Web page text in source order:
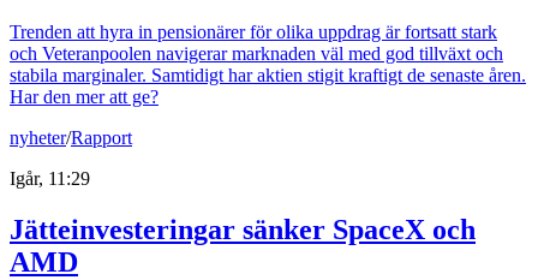
Trenden att hyra in pensionärer för olika uppdrag är fortsatt stark
och Veteranpoolen navigerar marknaden väl med god tillväxt och
stabila marginaler. Samtidigt har aktien stigit kraftigt de senaste åren.
Har den mer att ge?
nyheter/Rapport
Igår, 11:29
Jätteinvesteringar sänker SpaceX och
AMD